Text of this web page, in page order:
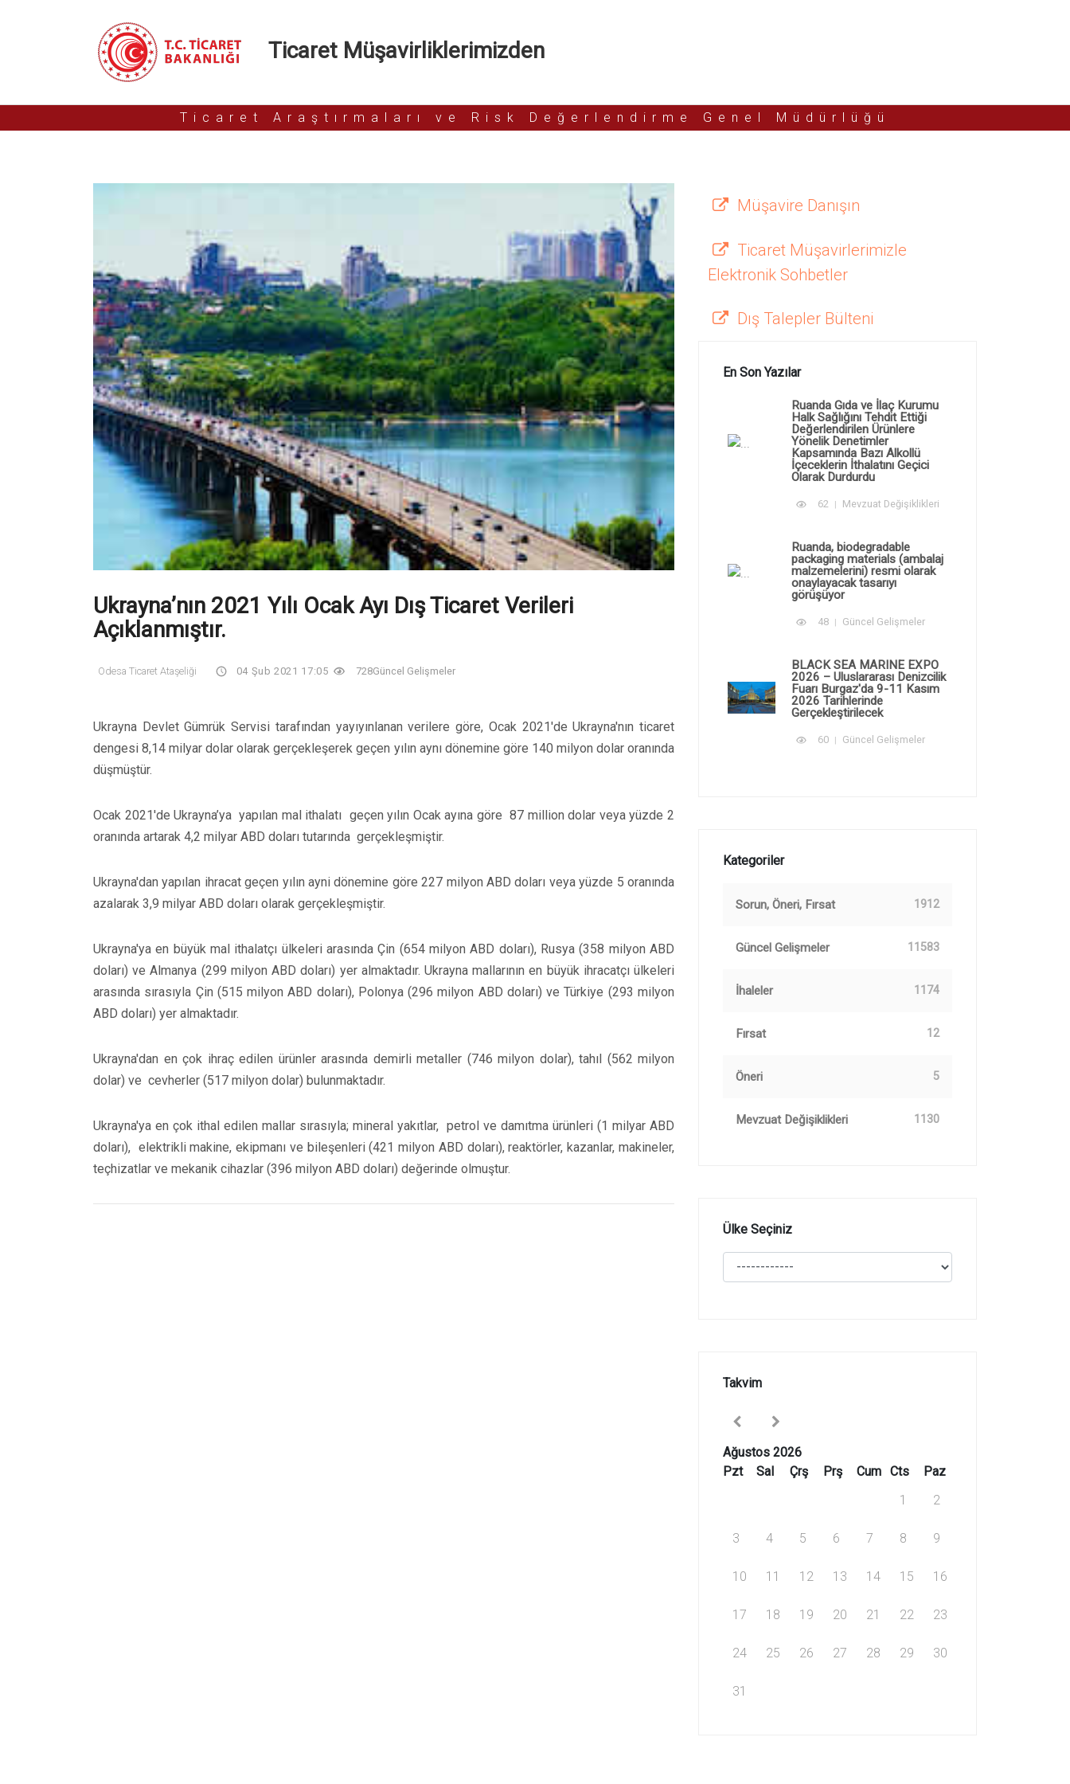
Ticaret Müşavirliklerimizden
Ticaret Araştırmaları ve Risk Değerlendirme Genel Müdürlüğü
Ukrayna’nın 2021 Yılı Ocak Ayı Dış Ticaret Verileri
Açıklanmıştır.
Odesa Ticaret Ataşeliği 04 Şub 2021 17:05 728Güncel Gelişmeler
Ukrayna Devlet Gümrük Servisi tarafından yayıyınlanan verilere göre, Ocak 2021'de Ukrayna'nın ticaret
dengesi 8,14 milyar dolar olarak gerçekleşerek geçen yılın aynı dönemine göre 140 milyon dolar oranında
düşmüştür.
Ocak 2021'de Ukrayna’ya yapılan mal ithalatı geçen yılın Ocak ayına göre 87 million dolar veya yüzde 2
oranında artarak 4,2 milyar ABD doları tutarında gerçekleşmiştir.
Ukrayna'dan yapılan ihracat geçen yılın ayni dönemine göre 227 milyon ABD doları veya yüzde 5 oranında
azalarak 3,9 milyar ABD doları olarak gerçekleşmiştir.
Ukrayna'ya en büyük mal ithalatçı ülkeleri arasında Çin (654 milyon ABD doları), Rusya (358 milyon ABD
doları) ve Almanya (299 milyon ABD doları) yer almaktadır. Ukrayna mallarının en büyük ihracatçı ülkeleri
arasında sırasıyla Çin (515 milyon ABD doları), Polonya (296 milyon ABD doları) ve Türkiye (293 milyon
ABD doları) yer almaktadır.
Ukrayna'dan en çok ihraç edilen ürünler arasında demirli metaller (746 milyon dolar), tahıl (562 milyon
dolar) ve cevherler (517 milyon dolar) bulunmaktadır.
Ukrayna'ya en çok ithal edilen mallar sırasıyla; mineral yakıtlar, petrol ve damıtma ürünleri (1 milyar ABD
doları), elektrikli makine, ekipmanı ve bileşenleri (421 milyon ABD doları), reaktörler, kazanlar, makineler,
teçhizatlar ve mekanik cihazlar (396 milyon ABD doları) değerinde olmuştur.
Müşavire Danışın
Ticaret Müşavirlerimizle
Elektronik Sohbetler
Dış Talepler Bülteni
En Son Yazılar
Ruanda Gıda ve İlaç Kurumu
Halk Sağlığını Tehdit Ettiği
Değerlendirilen Ürünlere
Yönelik Denetimler
Kapsamında Bazı Alkollü
İçeceklerin İthalatını Geçici
Olarak Durdurdu
62 Mevzuat Değişiklikleri
Ruanda, biodegradable
packaging materials (ambalaj
malzemelerini) resmi olarak
onaylayacak tasarıyı
görüşüyor
48 Güncel Gelişmeler
BLACK SEA MARINE EXPO
2026 – Uluslararası Denizcilik
Fuarı Burgaz'da 9-11 Kasım
2026 Tarihlerinde
Gerçekleştirilecek
60 Güncel Gelişmeler
Kategoriler
Sorun, Öneri, Fırsat 1912
Güncel Gelişmeler 11583
İhaleler 1174
Fırsat 12
Öneri 5
Mevzuat Değişiklikleri 1130
Ülke Seçiniz
Takvim
Ağustos 2026
Pzt
Sal Çrş Prş Cum Cts
Paz
1
2
3 4 5 6 7 8 9
10 11 12 13 14 15 16
17 18 19 20 21 22 23
24 25 26 27 28 29 30
31